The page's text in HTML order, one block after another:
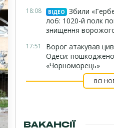
18:08 ВІДЕО
Збили
лоб: 1020-й полк
знищення
17:51
Ворог атакував
Одеси: пошкоджено
«Чорноморець»
ВСІ
ВАКАНСІЇ